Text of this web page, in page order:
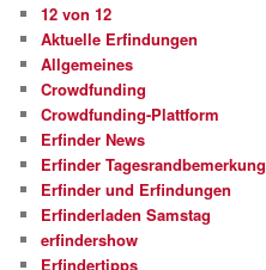
12 von 12
Aktuelle Erfindungen
Allgemeines
Crowdfunding
Crowdfunding-Plattform
Erfinder News
Erfinder Tagesrandbemerkung
Erfinder und Erfindungen
Erfinderladen Samstag
erfindershow
Erfindertipps